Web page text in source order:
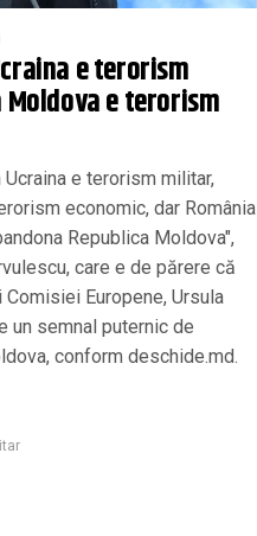
e terorism
e terorism
e terorism militar,
economic, dar România
Republica Moldova",
care e de părere că
Europene, Ursula
un semnal puternic de
conform deschide.md.